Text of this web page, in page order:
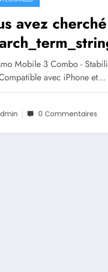
avez cherché
»:
Mobile 3 Combo -
avec iPhone et…
0 Commentaires